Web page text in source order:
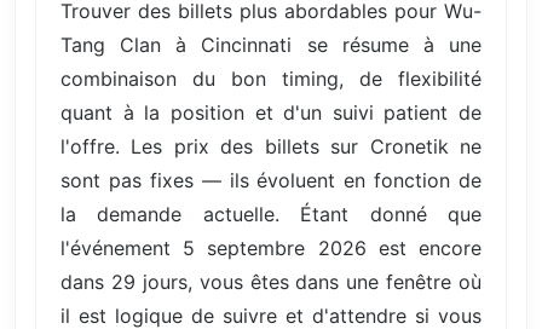
Trouver des billets plus abordables pour Wu-
Tang Clan à Cincinnati se résume à une
combinaison du bon timing, de flexibilité
quant à la position et d'un suivi patient de
l'offre. Les prix des billets sur Cronetik ne
sont pas fixes — ils évoluent en fonction de
la demande actuelle. Étant donné que
l'événement 5 septembre 2026 est encore
dans 29 jours, vous êtes dans une fenêtre où
il est logique de suivre et d'attendre si vous